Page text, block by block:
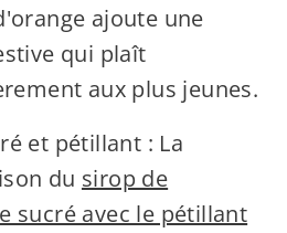
ajoute une
qui plaît
aux plus jeunes.
et pétillant : La
du sirop de
sucré avec le pétillant